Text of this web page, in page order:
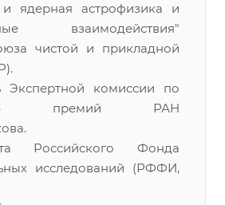
ядерная астрофизика и
взаимодействия"
чистой и прикладной
Экспертной комиссии по
премий РАН
Российского Фонда
исследований (РФФИ,